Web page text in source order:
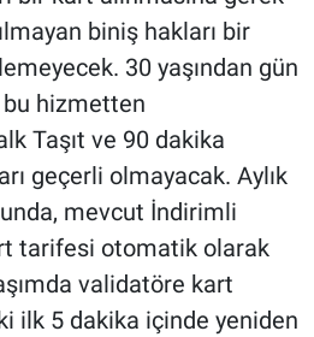
biniş hakları bir
30 yaşından gün
hizmetten
Taşıt ve 90 dakika
geçerli olmayacak. Aylık
mevcut İndirimli
tarifesi otomatik olarak
validatöre kart
ilk 5 dakika içinde yeniden